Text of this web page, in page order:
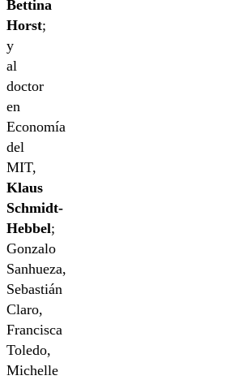
Bettina
Horst;
y
al
doctor
en
Economía
del
MIT,
Klaus
Schmidt-
Hebbel;
Gonzalo
Sanhueza,
Sebastián
Claro,
Francisca
Toledo,
Michelle